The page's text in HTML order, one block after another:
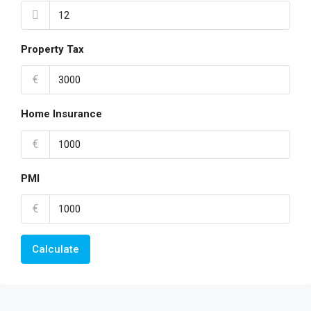
Property Tax
€
Home Insurance
€
PMI
€
Calculate